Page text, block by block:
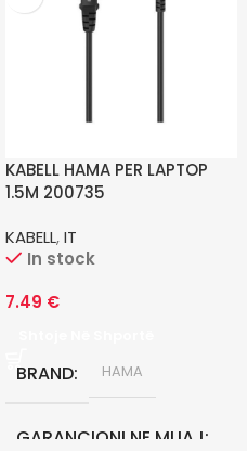
KABELL HAMA PER LAPTOP
1.5M 200735
KABELL,IT
In stock
7.49 €
BRAND HAMA
GARANCIONI NE MUAJ